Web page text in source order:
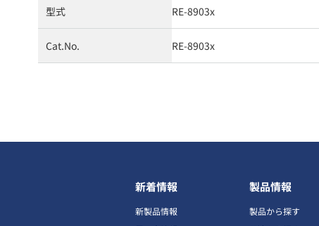
型式 RE-8903x
Cat.No. RE-8903x
新着情報
新製品情報
製品情報
製品から探す